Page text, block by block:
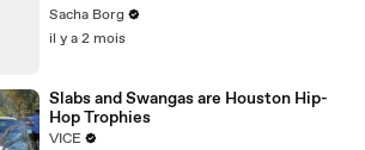
Sacha Borg
il y a 2 mois
Slabs and Swangas are Houston Hip-
Hop Trophies
VICE